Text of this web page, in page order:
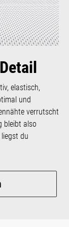
elastisch,
und
verrutscht
bleibt also
du